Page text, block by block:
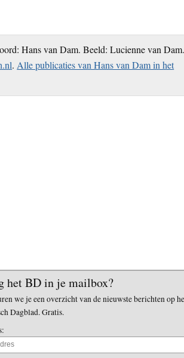
Hans van Dam. Beeld: Lucienne van Dam.
.Alle publicaties van Hans van Dam in het
het BD in je mailbox?
we je een overzicht van de nieuwste berichten op
Dagblad. Gratis.